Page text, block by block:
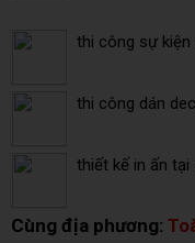
thi công sự
thi công dán
thiết kế in ấn
Cùng địa phương: